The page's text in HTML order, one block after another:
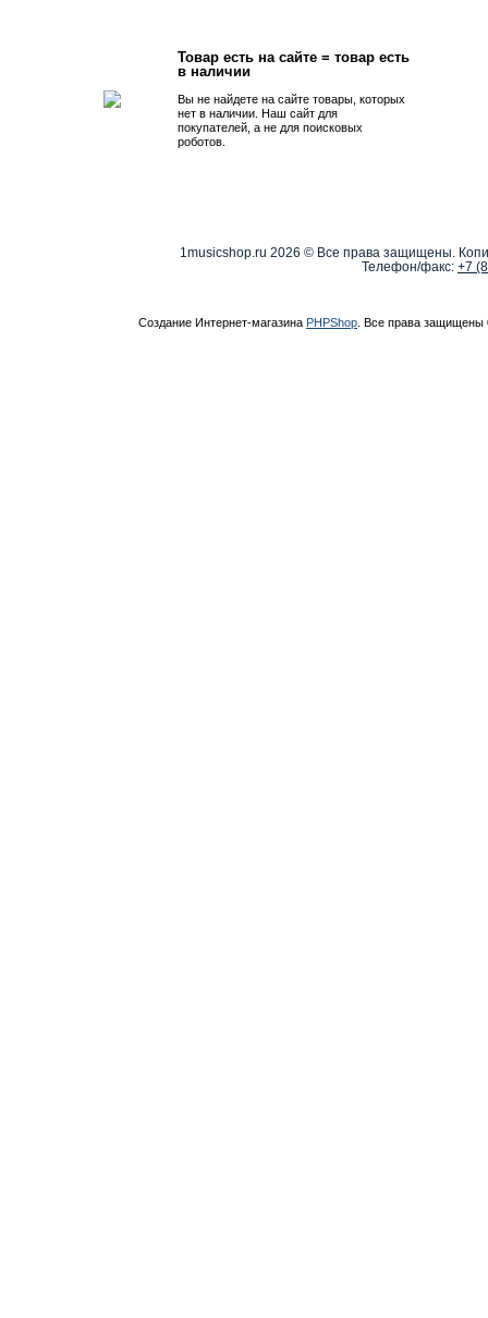
Товар есть на сайте = товар есть
в наличии
Вы не найдете на сайте товары, которых
нет в наличии. Наш сайт для
покупателей, а не для поисковых
роботов.
1musicshop.ru 2026 © Все права защищены.
Телефон/факс: +7
Создание Интернет-магазина PHPShop . Все права защищены